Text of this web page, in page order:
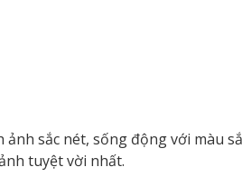
sắc nét, sống động với màu
tuyệt vời nhất.